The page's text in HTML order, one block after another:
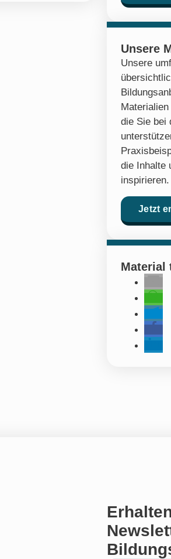
Unsere
Unsere
die Sie bei
die Inhalte
inspirieren.
Jetzt
Material